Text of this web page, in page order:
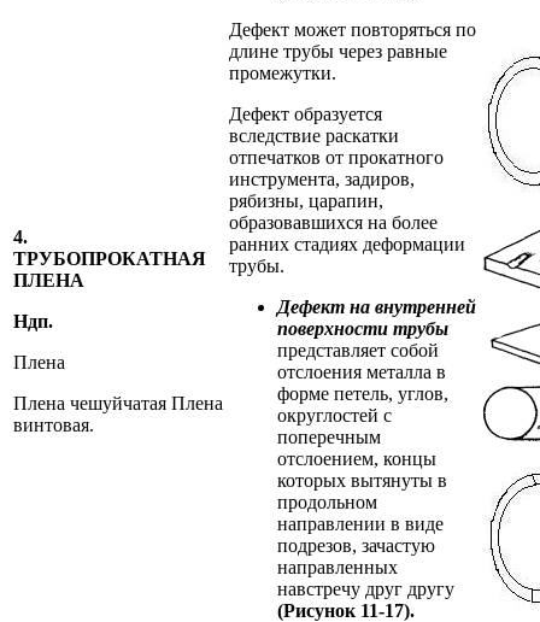
4.
ТРУБОПРОКАТНАЯ
ПЛЕНА
Ндп.
Плена
Плена чешуйчатая Плена
винтовая.
Дефект может повторяться по
длине трубы через равные
промежутки.
Дефект образуется
вследствие раскатки
отпечатков от прокатного
инструмента, задиров,
рябизны, царапин,
образовавшихся на более
ранних стадиях деформации
трубы.
Дефект на внутренней
поверхности трубы
представляет собой
отслоения металла в
форме петель, углов,
округлостей с
поперечным
отслоением, концы
которых вытянуты в
продольном
направлении в виде
подрезов, зачастую
направленных
навстречу друг другу
(Рисунок 11-17).